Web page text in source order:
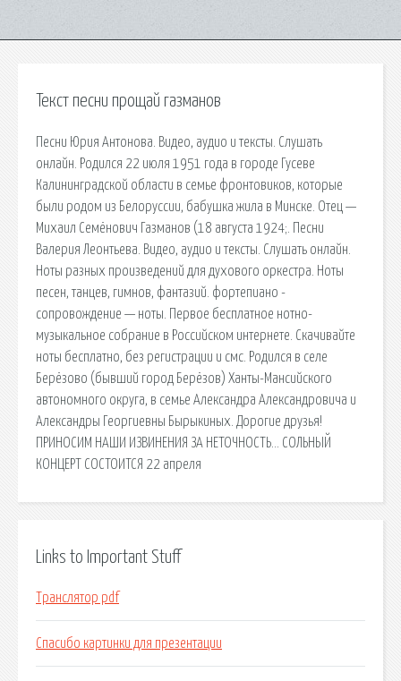
Текст песни прощай газманов
Песни Юрия Антонова. Видео, аудио и тексты. Слушать
онлайн. Родился 22 июля 1951 года в городе Гусеве
Калининградской области в семье фронтовиков, которые
были родом из Белоруссии, бабушка жила в Минске. Отец —
Михаил Семёнович Газманов (18 августа 1924;. Песни
Валерия Леонтьева. Видео, аудио и тексты. Слушать онлайн.
Ноты разных произведений для духового оркестра. Ноты
песен, танцев, гимнов, фантазий. фортепиано -
сопровождение — ноты. Первое бесплатное нотно-
музыкальное собрание в Российском интернете. Скачивайте
ноты бесплатно, без регистрации и смс. Родился в селе
Берёзово (бывший город Берёзов) Ханты-Мансийского
автономного округа, в семье Александра Александровича и
Александры Георгиевны Бырыкиных. Дорогие друзья!
ПРИНОСИМ НАШИ ИЗВИНЕНИЯ ЗА НЕТОЧНОСТЬ… СОЛЬНЫЙ
КОНЦЕРТ СОСТОИТСЯ 22 апреля
Links to Important Stuff
Транслятор pdf
Спасибо картинки для презентации